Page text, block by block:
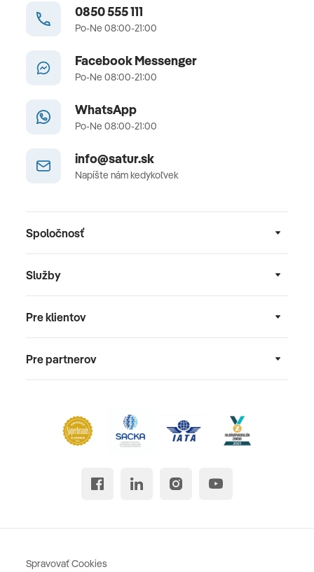
0850 555 111
Po-Ne 08:00-21:00
Facebook Messenger
Po-Ne 08:00-21:00
WhatsApp
Po-Ne 08:00-21:00
info@satur.sk
Napíšte nám kedykoľvek
Spoločnosť
Služby
Pre klientov
Pre partnerov
Spravovať Cookies